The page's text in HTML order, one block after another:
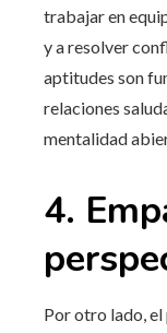
trabajar en
y a resolver
aptitudes son
relaciones
mentalidad
4.
Por otro lado,